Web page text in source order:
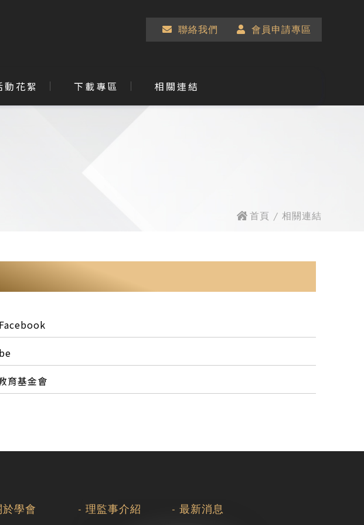
聯絡我們 會員申請專區
動花絮 下載專區 相關連結
首頁 / 相關連結
育基金會
於學會 理監事介紹 最新消息